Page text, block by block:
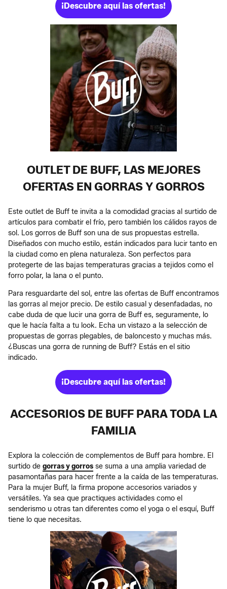
¡Descubre aquí las ofertas!
OUTLET DE BUFF, LAS MEJORES
OFERTAS EN GORRAS Y GORROS
Este outlet de Buff te invita a la comodidad gracias al surtido de
artículos para combatir el frío, pero también los cálidos rayos de
sol. Los gorros de Buff son una de sus propuestas estrella.
Diseñados con mucho estilo, están indicados para lucir tanto en
la ciudad como en plena naturaleza. Son perfectos para
protegerte de las bajas temperaturas gracias a tejidos como el
forro polar, la lana o el punto.
Para resguardarte del sol, entre las ofertas de Buff encontramos
las gorras al mejor precio. De estilo casual y desenfadadas, no
cabe duda de que lucir una gorra de Buff es, seguramente, lo
que le hacía falta a tu look. Echa un vistazo a la selección de
propuestas de gorras plegables, de baloncesto y muchas más.
¿Buscas una gorra de running de Buff? Estás en el sitio
indicado.
¡Descubre aquí las ofertas!
ACCESORIOS DE BUFF PARA TODA LA
FAMILIA
Explora la colección de complementos de Buff para hombre. El
surtido de gorras y gorros se suma a una amplia variedad de
pasamontañas para hacer frente a la caída de las temperaturas.
Para la mujer Buff, la firma propone accesorios variados y
versátiles. Ya sea que practiques actividades como el
senderismo u otras tan diferentes como el yoga o el esquí, Buff
tiene lo que necesitas.